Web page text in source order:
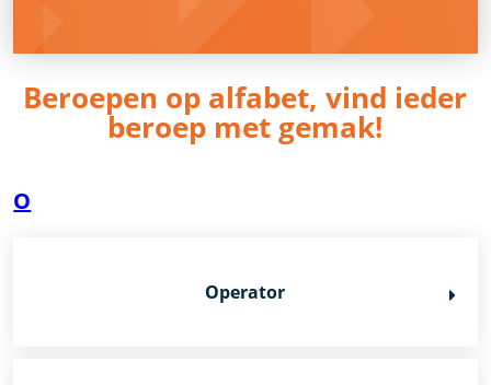
Beroepen op alfabet, vind ieder
beroep met gemak!
O
Operator